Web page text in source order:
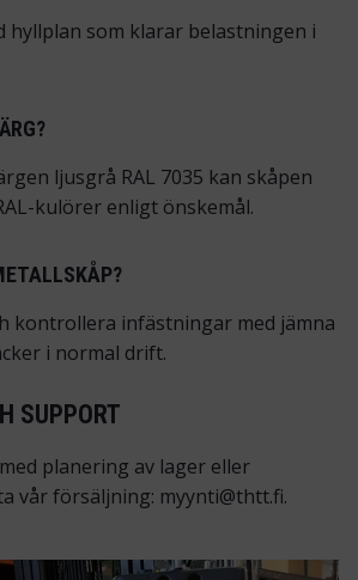
hyllplan som klarar belastningen i
ljusgrå RAL 7035 kan skåpen
kulörer enligt önskemål.
kontrollera infästningar med jämna
i normal drift.
SUPPORT
planering av lager eller
vår försäljning: myynti@thtt.fi.